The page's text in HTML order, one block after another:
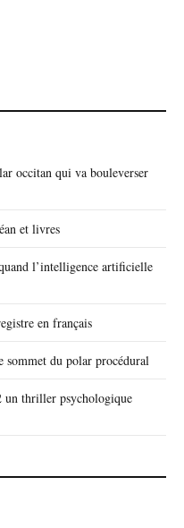
occitan qui va bouleverser
et livres
l’intelligence artificielle
en français
du polar procédural
un thriller psychologique